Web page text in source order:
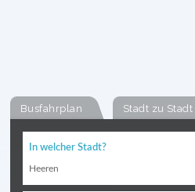
Busfahrplan Stadt zu Stadt
In welcher Stadt?
Heeren